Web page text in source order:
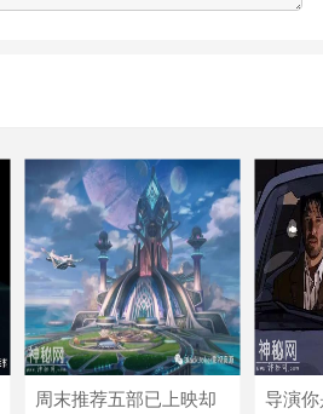
周末推荐五部已上映却
导演